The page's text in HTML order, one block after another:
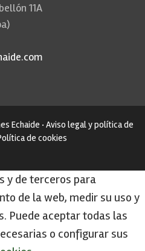
11A
Echaide · Aviso legal y política de
de cookies
y de terceros para
de la web, medir su uso y
Puede aceptar todas las
o configurar sus